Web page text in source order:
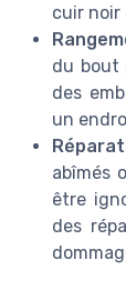
cuir noir
du bout
des
un
abîmés
être
des